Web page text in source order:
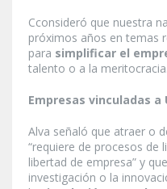
Cconsideró que nuestra
próximos años en temas
para simplificar el
talento o a la meritocracia.
Empresas vinculadas a
Alva señaló que atraer o
“requiere de procesos de
libertad de empresa” y
investigación o la